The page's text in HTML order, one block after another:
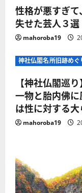
性格が悪すぎ
失せた芸人３選
mahoroba19
神社仏閣名所旧跡めぐ
【神社仏閣巡
一物と胎内佛
は性に対する大
mahoroba19